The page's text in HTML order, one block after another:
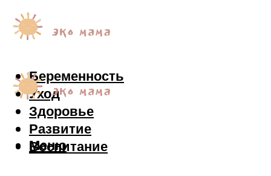
Беременность
Уход
Здоровье
Развитие
Воспитание
Меню